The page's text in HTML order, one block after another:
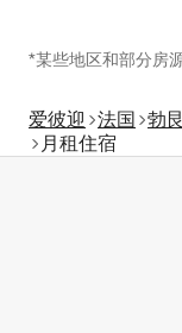
*某些地区和部分房
爱彼迎 法国 勃
月租住宿